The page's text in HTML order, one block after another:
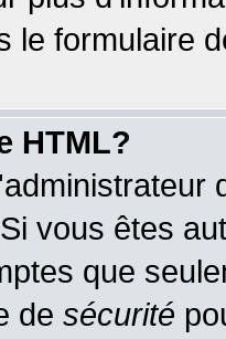
le formulaire
HTML?
vous êtes
que
de sécurité